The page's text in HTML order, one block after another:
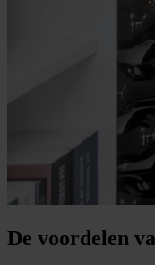
De voordelen